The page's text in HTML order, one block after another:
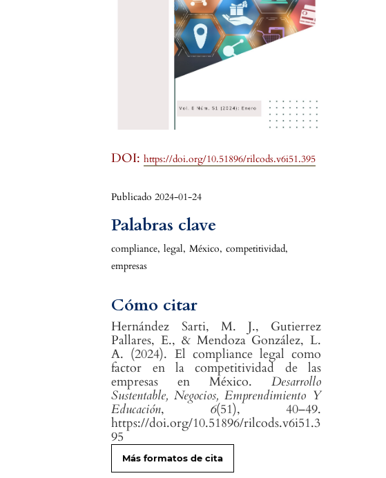
DOI:https://doi.org/10.51896/rilcods.v6i51.395
Publicado 2024-01-24
Palabras clave
compliance, legal, México, competitividad,
empresas
Cómo citar
Hernández Sarti, M. J., Gutierrez
Pallares, E., & Mendoza González, L.
A. (2024). El compliance legal como
factor en la competitividad de las
empresas en México.Desarrollo
Sustentable, Negocios, Emprendimiento Y
Educación, 6(51), 40–49.
https://doi.org/10.51896/rilcods.v6i51.3
95
Más formatos de cita